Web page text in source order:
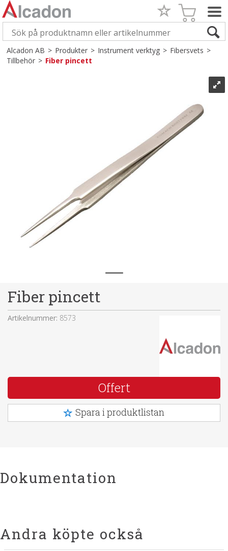
Alcadon AB>Produkter>Instrument verktyg>Fibersvets>
Tillbehör>Fiber pincett
Fiber pincett
Artikelnummer: 8573
Offert
Spara i produktlistan
Dokumentation
Andra köpte också